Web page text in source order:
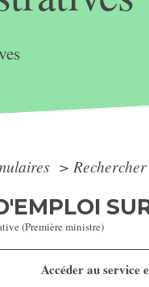
>
(Première ministre)
Accéder au service